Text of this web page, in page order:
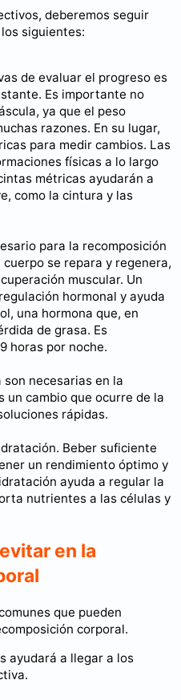
deberemos seguir
siguientes:
de evaluar el progreso es
Es importante no
ya que el peso
razones. En su lugar,
para medir cambios. Las
físicas a lo largo
métricas ayudarán a
como la cintura y las
para la recomposición
se repara y regenera,
muscular. Un
hormonal y ayuda
una hormona que, en
de grasa. Es
horas por noche.
necesarias en la
un cambio que ocurre de la
rápidas.
Beber suficiente
un rendimiento óptimo y
ayuda a regular la
nutrientes a las células y
en la
que pueden
corporal.
ayudará a llegar a los